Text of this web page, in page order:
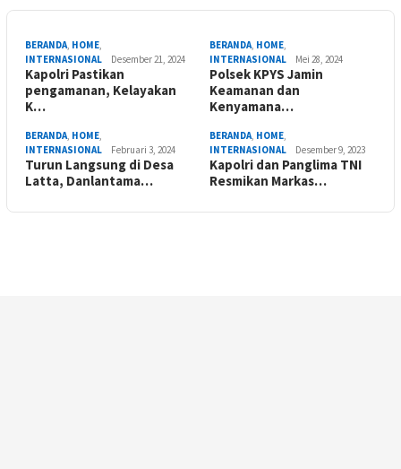
BERANDA, HOME,
INTERNASIONAL
Desember 21, 2024
Kapolri Pastikan
pengamanan, Kelayakan
K…
BERANDA, HOME,
INTERNASIONAL
Mei 28, 2024
Polsek KPYS Jamin
Keamanan dan
Kenyamana…
BERANDA, HOME,
INTERNASIONAL
Februari 3, 2024
Turun Langsung di Desa
Latta, Danlantama…
BERANDA, HOME,
INTERNASIONAL
Desember 9, 2023
Kapolri dan Panglima TNI
Resmikan Markas…